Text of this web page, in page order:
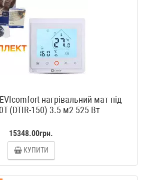
нагрівальний мат під
(DTIR-150) 3.5 м2 525 Вт
15348.00грн.
КУПИТИ